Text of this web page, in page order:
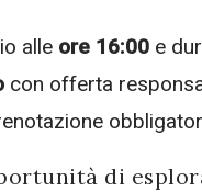
alle ore 16:00 e
con offerta
di